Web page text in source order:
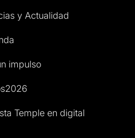
y Actualidad
impulso
Temple en digital